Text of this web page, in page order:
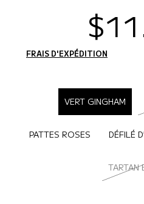
FRAIS D'EXPÉDITION
VERT GINGHAM
PATTES ROSES DÉFILÉ
TARTAN